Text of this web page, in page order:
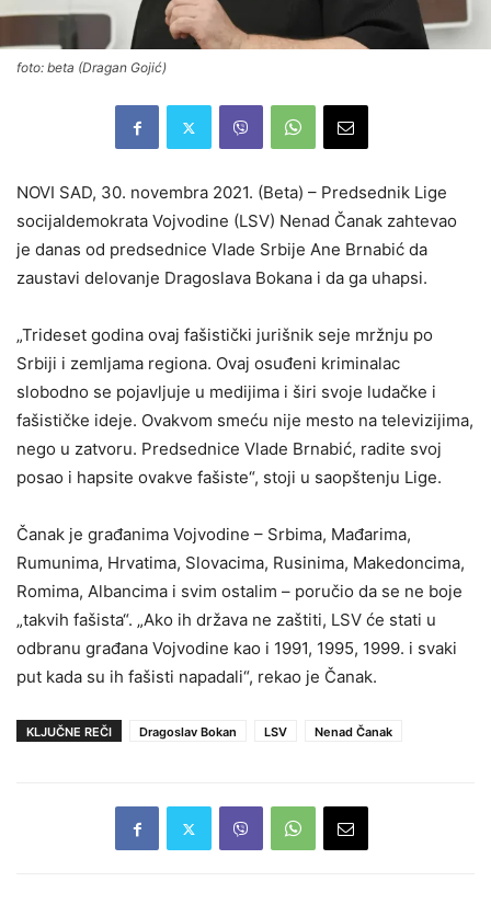
foto: beta (Dragan Gojić)
NOVI SAD, 30. novembra 2021. (Beta) – Predsednik Lige
socijaldemokrata Vojvodine (LSV) Nenad Čanak zahtevao
je danas od predsednice Vlade Srbije Ane Brnabić da
zaustavi delovanje Dragoslava Bokana i da ga uhapsi.
„Trideset godina ovaj fašistički jurišnik seje mržnju po
Srbiji i zemljama regiona. Ovaj osuđeni kriminalac
slobodno se pojavljuje u medijima i širi svoje ludačke i
fašističke ideje. Ovakvom smeću nije mesto na televizijima,
nego u zatvoru. Predsednice Vlade Brnabić, radite svoj
posao i hapsite ovakve fašiste“, stoji u saopštenju Lige.
Čanak je građanima Vojvodine – Srbima, Mađarima,
Rumunima, Hrvatima, Slovacima, Rusinima, Makedoncima,
Romima, Albancima i svim ostalim – poručio da se ne boje
„takvih fašista“. „Ako ih država ne zaštiti, LSV će stati u
odbranu građana Vojvodine kao i 1991, 1995, 1999. i svaki
put kada su ih fašisti napadali“, rekao je Čanak.
KLJUČNE REČI Dragoslav Bokan LSV Nenad Čanak